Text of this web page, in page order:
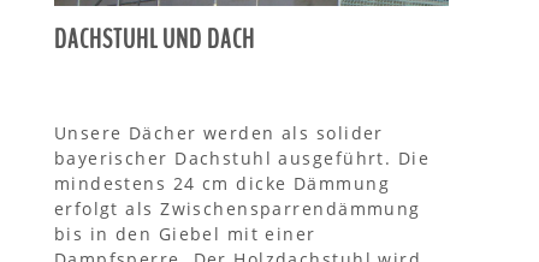
DACHSTUHL UND DACH
Unsere Dächer werden als solider
bayerischer Dachstuhl ausgeführt. Die
mindestens 24 cm dicke Dämmung
erfolgt als Zwischensparrendämmung
bis in den Giebel mit einer